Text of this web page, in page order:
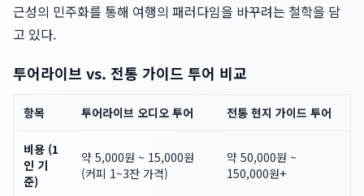
근성의 민주화를 통해 여행의 패러다임을 바꾸려는 철학을 담
고 있다.
투어라이브 vs. 전통 가이드 투어 비교
항목 투어라이브 오디오 투어 전통 현지 가이드 투어
비용 (1
인 기
준)
약 5,000원 ~ 15,000원
(커피 1~3잔 가격)
약 50,000원 ~
150,000원+